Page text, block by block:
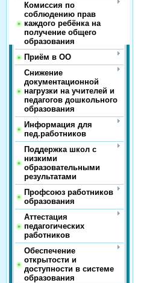
Комиссия по
соблюдению прав
каждого ребёнка на
получение общего
образования
Приём в ОО
Снижение
документационной
нагрузки на учителей и
педагогов дошкольного
образования
Информация для
пед.работников
Поддержка школ с
низкими
образовательными
результатами
Профсоюз работников
образования
Аттестация
педагогических
работников
Обеспечение
открытости и
доступности в системе
образования